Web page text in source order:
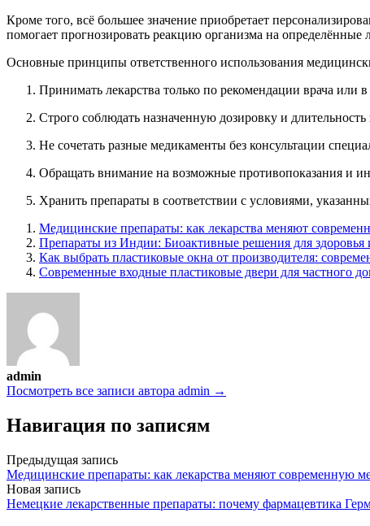
Кроме того, всё большее значение приобретает
помогает прогнозировать реакцию организма на
Основные принципы ответственного использования
Принимать лекарства только по рекомендации врача или
Строго соблюдать назначенную дозировку и длительность
Не сочетать разные медикаменты без консультации
Обращать внимание на возможные противопоказания и
Хранить препараты в соответствии с условиями,
Медицинские препараты: как лекарства меняют
Препараты из Индии: Биоактивные решения для
Как выбрать пластиковые окна от производителя:
Современные входные пластиковые двери для частного
admin
Посмотреть все записи автора admin →
Навигация по записям
Предыдущая запись
Медицинские препараты: как лекарства меняют современную
Новая запись
Немецкие лекарственные препараты: почему фармацевтика